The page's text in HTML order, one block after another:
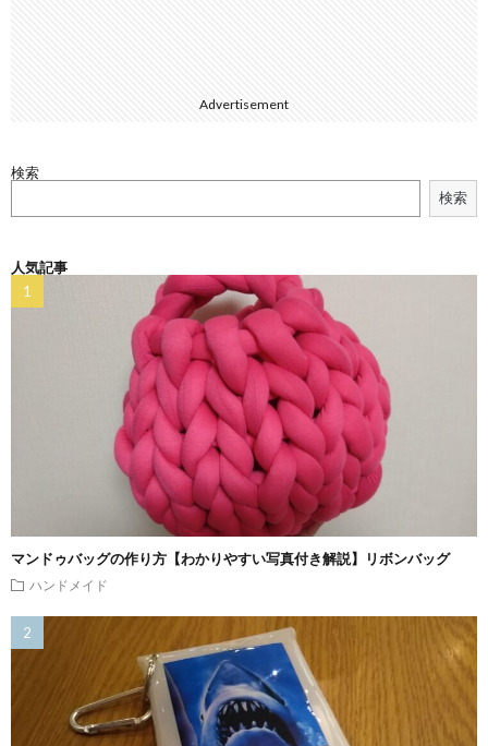
Advertisement
検索
検索
人気記事
マンドゥバッグの作り方【わかりやすい写真付き解説】リボンバッグ
ハンドメイド